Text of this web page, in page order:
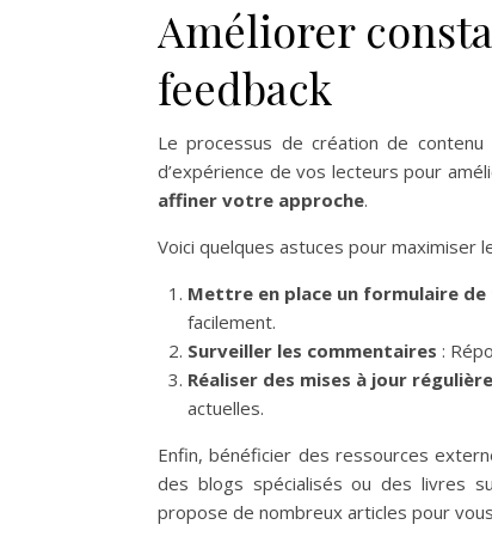
Améliorer
feedback
Le processus de création de
d’expérience de vos lecteurs pour
affiner votre approche.
Voici quelques astuces pour maximiser
Mettre en place un formulaire de
facilement.
Surveiller les commentaires :
Réaliser des mises à jour
actuelles.
Enfin, bénéficier des ressources
des blogs spécialisés ou des livres
propose de nombreux articles pour